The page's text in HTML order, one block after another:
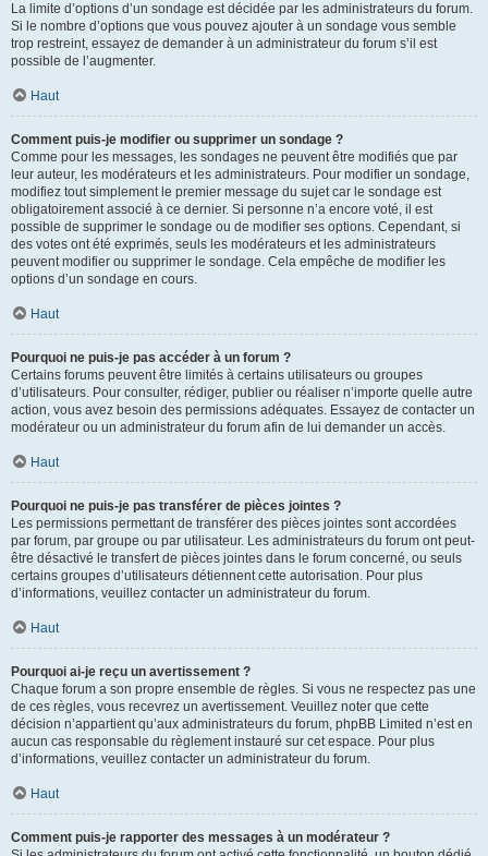
La limite d’options d’un sondage est décidée par les administrateurs du forum.
Si le nombre d’options que vous pouvez ajouter à un sondage vous semble
trop restreint, essayez de demander à un administrateur du forum s’il est
possible de l’augmenter.
Haut
Comment puis-je modifier ou supprimer un sondage ?
Comme pour les messages, les sondages ne peuvent être modifiés que par
leur auteur, les modérateurs et les administrateurs. Pour modifier un sondage,
modifiez tout simplement le premier message du sujet car le sondage est
obligatoirement associé à ce dernier. Si personne n’a encore voté, il est
possible de supprimer le sondage ou de modifier ses options. Cependant, si
des votes ont été exprimés, seuls les modérateurs et les administrateurs
peuvent modifier ou supprimer le sondage. Cela empêche de modifier les
options d’un sondage en cours.
Haut
Pourquoi ne puis-je pas accéder à un forum ?
Certains forums peuvent être limités à certains utilisateurs ou groupes
d’utilisateurs. Pour consulter, rédiger, publier ou réaliser n’importe quelle autre
action, vous avez besoin des permissions adéquates. Essayez de contacter un
modérateur ou un administrateur du forum afin de lui demander un accès.
Haut
Pourquoi ne puis-je pas transférer de pièces jointes ?
Les permissions permettant de transférer des pièces jointes sont accordées
par forum, par groupe ou par utilisateur. Les administrateurs du forum ont peut-
être désactivé le transfert de pièces jointes dans le forum concerné, ou seuls
certains groupes d’utilisateurs détiennent cette autorisation. Pour plus
d’informations, veuillez contacter un administrateur du forum.
Haut
Pourquoi ai-je reçu un avertissement ?
Chaque forum a son propre ensemble de règles. Si vous ne respectez pas une
de ces règles, vous recevrez un avertissement. Veuillez noter que cette
décision n’appartient qu’aux administrateurs du forum, phpBB Limited n’est en
aucun cas responsable du règlement instauré sur cet espace. Pour plus
d’informations, veuillez contacter un administrateur du forum.
Haut
Comment puis-je rapporter des messages à un modérateur ?